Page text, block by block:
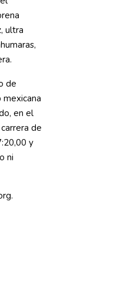
ultra
de
mexicana
en el
de
y
ni